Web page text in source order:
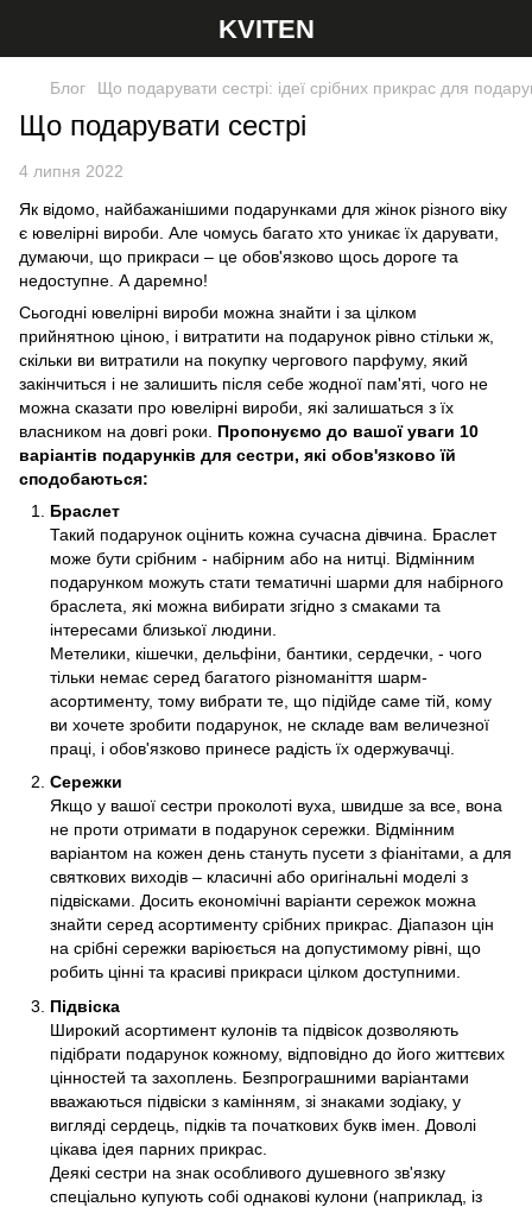
KVITEN
Блог Що подарувати сестрі: ідеї срібних прикрас для
Що подарувати сестрі
4 липня 2022
Як відомо, найбажанішими подарунками для жінок різного віку
є ювелірні вироби. Але чомусь багато хто уникає їх дарувати,
думаючи, що прикраси – це обов'язково щось дороге та
недоступне. А даремно!
Сьогодні ювелірні вироби можна знайти і за цілком
прийнятною ціною, і витратити на подарунок рівно стільки ж,
скільки ви витратили на покупку чергового парфуму, який
закінчиться і не залишить після себе жодної пам'яті, чого не
можна сказати про ювелірні вироби, які залишаться з їх
власником на довгі роки. Пропонуємо до вашої уваги 10
варіантів подарунків для сестри, які обов'язково їй
сподобаються:
Браслет
Такий подарунок оцінить кожна сучасна дівчина. Браслет
може бути срібним - набірним або на нитці. Відмінним
подарунком можуть стати тематичні шарми для набірного
браслета, які можна вибирати згідно з смаками та
інтересами близької людини.
Метелики, кішечки, дельфіни, бантики, сердечки, - чого
тільки немає серед багатого різноманіття шарм-
асортименту, тому вибрати те, що підійде саме тій, кому
ви хочете зробити подарунок, не складе вам величезної
праці, і обов'язково принесе радість їх одержувачці.
Сережки
Якщо у вашої сестри проколоті вуха, швидше за все, вона
не проти отримати в подарунок сережки. Відмінним
варіантом на кожен день стануть пусети з фіанітами, а для
святкових виходів – класичні або оригінальні моделі з
підвісками. Досить економічні варіанти сережок можна
знайти серед асортименту срібних прикрас. Діапазон цін
на срібні сережки варіюється на допустимому рівні, що
робить цінні та красиві прикраси цілком доступними.
Підвіска
Широкий асортимент кулонів та підвісок дозволяють
підібрати подарунок кожному, відповідно до його життєвих
цінностей та захоплень. Безпрограшними варіантами
вважаються підвіски з камінням, зі знаками зодіаку, у
вигляді сердець, підків та початкових букв імен. Доволі
цікава ідея парних прикрас.
Деякі сестри на знак особливого душевного зв'язку
спеціально купують собі однакові кулони (наприклад, із